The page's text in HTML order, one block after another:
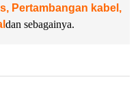
Pertambangan kabel,
dan sebagainya.